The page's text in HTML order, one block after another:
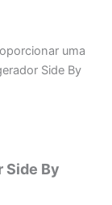
uma
Side By
Side By